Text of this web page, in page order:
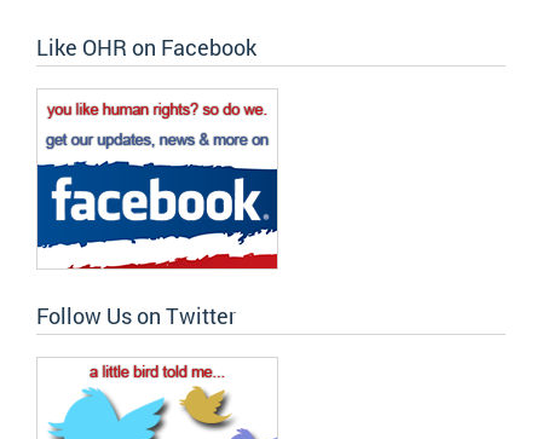
Like OHR on Facebook
Follow Us on Twitter